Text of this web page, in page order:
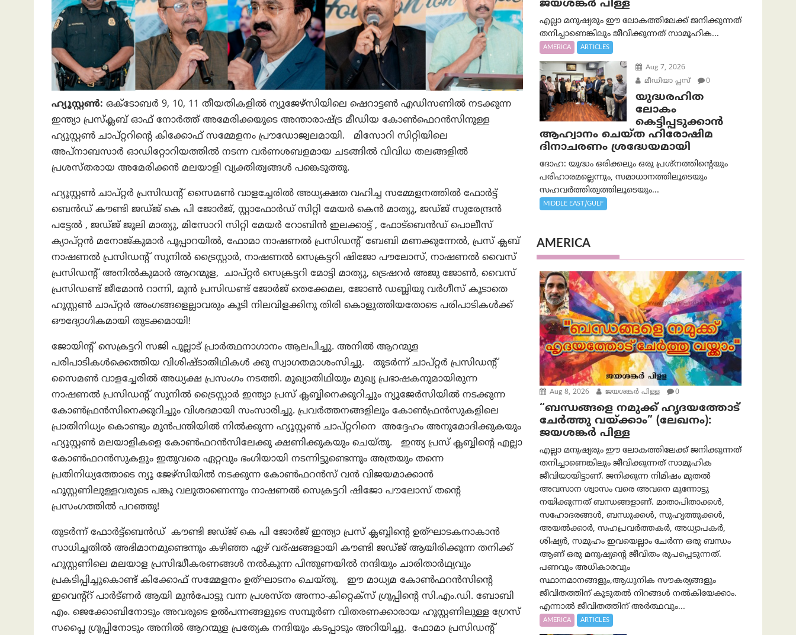
ഹ്യൂസ്റ്റൺ: ഒക്ടോബർ 9, 10, 11 തീയതികളിൽ ന്യൂജേഴ്‌സിയിലെ ഷെറാട്ടൺ എഡിസണിൽ നടക്കുന്ന
ഇന്ത്യാ പ്രസ്‌ക്ലബ് ഓഫ് നോർത്ത് അമേരിക്കയുടെ അന്താരാഷ്ട്ര മീഡിയ കോൺഫെറൻസിനുള്ള
ഹ്യൂസ്റ്റൺ ചാപ്റ്ററിന്റെ കിക്കോഫ് സമ്മേളനം പ്രൗഡോജ്വലമായി. മിസോറി സിറ്റിയിലെ
അപ്‌നാബസാർ ഓഡിറ്റോറിയത്തിൽ നടന്ന വർണശബളമായ ചടങ്ങിൽ വിവിധ തലങ്ങളിൽ
പ്രശസ്തരായ അമേരിക്കൻ മലയാളി വ്യക്തിത്വങ്ങൾ പങ്കെടുത്തു.
ഹ്യൂസ്റ്റൺ ചാപ്റ്റർ പ്രസിഡന്റ് സൈമൺ വാളച്ചേരിൽ അധ്യക്ഷത വഹിച്ച സമ്മേളനത്തിൽ ഫോർട്ട്
ബെൻഡ് കൗണ്ടി ജഡ്ജ് കെ പി ജോർജ്, സ്റ്റാഫോർഡ് സിറ്റി മേയർ കെൻ മാത്യു, ജഡ്ജ് സുരേന്ദ്രൻ
പട്ടേൽ , ജഡ്ജ് ജൂലി മാത്യു, മിസോറി സിറ്റി മേയർ റോബിൻ ഇലക്കാട്ട് , ഫോട്ബെൻഡ് പൊലീസ്
ക്യാപ്റ്റൻ മനോജ്‌കുമാർ പൂപ്പാറയിൽ, ഫോമാ നാഷണൽ പ്രസിഡന്റ് ബേബി മണക്കുന്നേൽ, പ്രസ് ക്ലബ്
നാഷണൽ പ്രസിഡന്റ് സുനിൽ ട്രൈസ്റ്റാർ, നാഷണൽ സെക്രട്ടറി ഷിജോ പൗലോസ്, നാഷണൽ വൈസ്
പ്രസിഡന്റ് അനിൽകുമാർ ആറന്മുള, ചാപ്റ്റർ സെക്രട്ടറി മോട്ടി മാത്യു, ട്രെഷറർ അജു ജോൺ, വൈസ്
പ്രസിഡണ്ട് ജീമോൻ റാന്നി, മുൻ പ്രസിഡണ്ട് ജോർജ് തെക്കേമല, ജോൺ ഡബ്ലിയു വർഗീസ് കൂടാതെ
ഹൂസ്റ്റൺ ചാപ്റ്റർ അംഗങ്ങളെല്ലാവരും കൂടി നിലവിളക്കിനു തിരി കൊളുത്തിയതോടെ പരിപാടികൾക്ക്
ഔദ്യോഗികമായി തുടക്കമായി!
ജോയിന്റ് സെക്രട്ടറി സജി പുല്ലാട് പ്രാർത്ഥനാഗാനം ആലപിച്ചു. അനിൽ ആറന്മുള
പരിപാടികൾക്കെത്തിയ വിശിഷ്ടാതിഥികൾ ക്കു സ്വാഗതമാശംസിച്ചു. തുടർന്ന് ചാപ്റ്റർ പ്രസിഡന്റ്
സൈമൺ വാളച്ചേരിൽ അധ്യക്ഷ പ്രസംഗം നടത്തി. മുഖ്യാതിഥിയും മുഖ്യ പ്രഭാഷകനുമായിരുന്ന
നാഷണൽ പ്രസിഡന്റ് സുനിൽ ട്രൈസ്റ്റാർ ഇന്ത്യാ പ്രസ് ക്ലബ്ബിനെക്കുറിച്ചും ന്യൂജേർസിയിൽ നടക്കുന്ന
കോൺഫ്രൻസിനെക്കുറിച്ചും വിശദമായി സംസാരിച്ചു. പ്രവർത്തനങ്ങളിലും കോൺഫ്രൻസുകളിലെ
പ്രാതിനിധ്യം കൊണ്ടും മുൻപന്തിയിൽ നിൽക്കുന്ന ഹ്യൂസ്റ്റൺ ചാപ്റ്ററിനെ അദ്ദേഹം അനുമോദിക്കുകയും
ഹ്യൂസ്റ്റൺ മലയാളികളെ കോൺഫറൻസിലേക്കു ക്ഷണിക്കുകയും ചെയ്തു. ഇന്ത്യ പ്രസ് ക്ലബ്ബിന്റെ എല്ലാ
കോൺഫറൻസുകളും ഇതുവരെ ഏറ്റവും ഭംഗിയായി നടന്നിട്ടുണ്ടെന്നും അത്രയും തന്നെ
പ്രതിനിധ്യത്തോടെ ന്യൂ ജേഴ്‌സിയിൽ നടക്കുന്ന കോൺഫറൻസ് വൻ വിജയമാക്കാൻ
ഹൂസ്റ്റണിലുള്ളവരുടെ പങ്കു വലുതാണെന്നും നാഷണൽ സെക്രട്ടറി ഷിജോ പൗലോസ് തന്റെ
പ്രസംഗത്തിൽ പറഞ്ഞു!
തുടർന്ന് ഫോർട്ട്ബെൻഡ് കൗണ്ടി ജഡ്ജ് കെ പി ജോർജ് ഇന്ത്യാ പ്രസ് ക്ലബ്ബിന്റെ ഉത്ഘാടകനാകാൻ
സാധിച്ചതിൽ അഭിമാനമുണ്ടെന്നും കഴിഞ്ഞ ഏഴ് വര്ഷങ്ങളായി കൗണ്ടി ജഡ്ജ് ആയിരിക്കുന്ന തനിക്ക്
ഹൂസ്റ്റണിലെ മലയാള പ്രസിദ്ധീകരണങ്ങൾ നൽകുന്ന പിന്തുണയിൽ നന്ദിയും ചാരിതാർഥ്യവും
പ്രകടിപ്പിച്ചുകൊണ്ട് കിക്കോഫ് സമ്മേളനം ഉത്ഘാടനം ചെയ്തു. ഈ മാധ്യമ കോൺഫറൻസിന്റെ
ഇവെന്റ്റ് പാർട്ണർ ആയി മുൻപോട്ടു വന്ന പ്രശസ്ത അന്നാ-കിറ്റെക്സ് ഗ്രൂപ്പിന്റെ സി.എം.ഡി. ബോബി
എം. ജെക്കോബിനോടും അവരുടെ ഉൽപന്നങ്ങളുടെ സമ്പൂർണ വിതരണക്കാരായ ഹൂസ്റ്റണിലുള്ള ഗ്രേസ്
സപ്ലൈ ഗ്രൂപ്പിനോടും അനിൽ ആറന്മുള പ്രത്യേക നന്ദിയും കടപ്പാടും അറിയിച്ചു. ഫോമാ പ്രസിഡന്റ്
ജയശങ്കര്‍ പിള്ള
എല്ലാ മനുഷ്യരും ഈ ലോകത്തിലേക്ക് ജനിക്കുന്നത്
തനിച്ചാണെങ്കിലും ജീവിക്കുന്നത് സാമൂഹിക...
AMERICA ARTICLES
Aug 7, 2026
മീഡിയാ പ്ലസ്
0
യുദ്ധരഹിത
ലോകം
കെട്ടിപ്പടുക്കാന്‍
ആഹ്വാനം ചെയ്ത ഹിരോഷിമ
ദിനാചരണം ശ്രദ്ധേയമായി
ദോഹ: യുദ്ധം ഒരിക്കലും ഒരു പ്രശ്‌നത്തിന്റെയും
പരിഹാരമല്ലെന്നും, സമാധാനത്തിലൂടെയും
സഹവര്‍ത്തിത്വത്തിലൂടെയും...
MIDDLE EAST/GULF
AMERICA
Aug 8, 2026 ജയശങ്കര്‍ പിള്ള 0
“ബന്ധങ്ങളെ നമുക്ക് ഹൃദയത്തോട്
ചേർത്തു വയ്ക്കാം” (ലേഖനം):
ജയശങ്കര്‍ പിള്ള
എല്ലാ മനുഷ്യരും ഈ ലോകത്തിലേക്ക് ജനിക്കുന്നത്
തനിച്ചാണെങ്കിലും ജീവിക്കുന്നത് സാമൂഹിക
ജീവിയായിട്ടാണ്. ജനിക്കുന്ന നിമിഷം മുതൽ
അവസാന ശ്വാസം വരെ അവനെ മുന്നോട്ടു
നയിക്കുന്നത് ബന്ധങ്ങളാണ്. മാതാപിതാക്കൾ,
സഹോദരങ്ങൾ, ബന്ധുക്കൾ, സുഹൃത്തുക്കൾ,
അയൽക്കാർ, സഹപ്രവർത്തകർ, അധ്യാപകർ,
ശിഷ്യർ, സമൂഹം ഇവയെല്ലാം ചേർന്ന ഒരു ബന്ധം
ആണ് ഒരു മനുഷ്യന്റെ ജീവിതം രൂപപ്പെടുന്നത്.
പണവും അധികാരവും
സ്ഥാനമാനങ്ങളും,ആധുനിക സൗകര്യങ്ങളും
ജീവിതത്തിന് കൂടുതൽ നിറങ്ങൾ നൽകിയേക്കാം.
എന്നാൽ ജീവിതത്തിന് അർത്ഥവും...
AMERICA ARTICLES